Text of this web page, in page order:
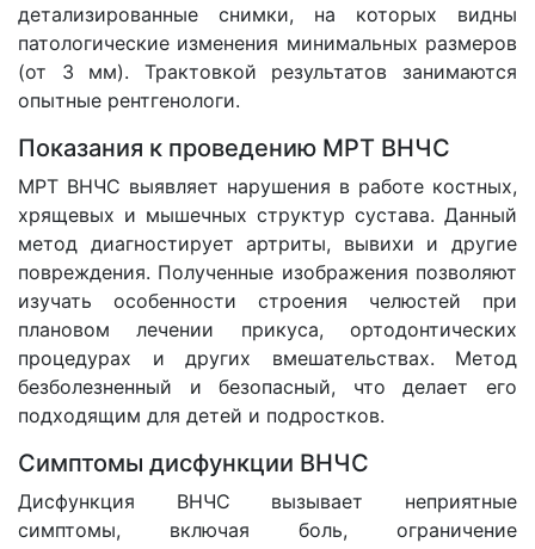
детализированные снимки, на которых видны
патологические изменения минимальных размеров
(от 3 мм). Трактовкой результатов занимаются
опытные рентгенологи.
Показания к проведению МРТ ВНЧС
МРТ ВНЧС выявляет нарушения в работе костных,
хрящевых и мышечных структур сустава. Данный
метод диагностирует артриты, вывихи и другие
повреждения. Полученные изображения позволяют
изучать особенности строения челюстей при
плановом лечении прикуса, ортодонтических
процедурах и других вмешательствах. Метод
безболезненный и безопасный, что делает его
подходящим для детей и подростков.
Симптомы дисфункции ВНЧС
Дисфункция ВНЧС вызывает неприятные
симптомы, включая боль, ограничение